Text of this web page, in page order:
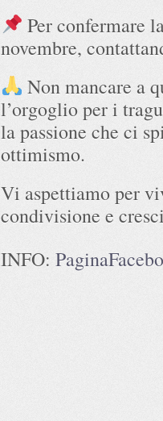
Per confermare
novembre,
Non mancare a
l’orgoglio per i
la passione che ci
ottimismo.
Vi aspettiamo per
condivisione e
INFO: